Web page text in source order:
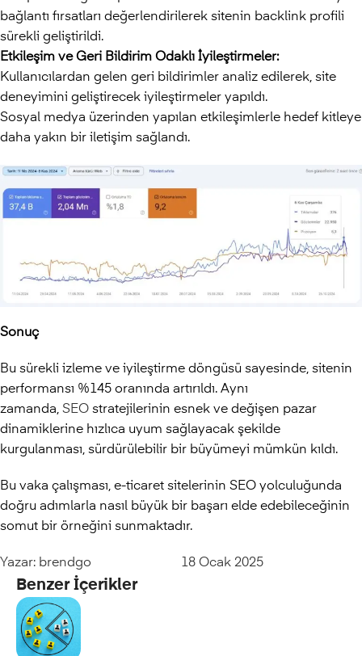
bağlantı fırsatları değerlendirilerek sitenin backlink profili
sürekli geliştirildi.
Etkileşim ve Geri Bildirim Odaklı İyileştirmeler:
Kullanıcılardan gelen geri bildirimler analiz edilerek, site
deneyimini geliştirecek iyileştirmeler yapıldı.
Sosyal medya üzerinden yapılan etkileşimlerle hedef kitleye
daha yakın bir iletişim sağlandı.
Sonuç
Bu sürekli izleme ve iyileştirme döngüsü sayesinde, sitenin
performansı %145 oranında artırıldı. Aynı
zamanda, SEO stratejilerinin esnek ve değişen pazar
dinamiklerine hızlıca uyum sağlayacak şekilde
kurgulanması, sürdürülebilir bir büyümeyi mümkün kıldı.
Bu vaka çalışması, e-ticaret sitelerinin SEO yolculuğunda
doğru adımlarla nasıl büyük bir başarı elde edebileceğinin
somut bir örneğini sunmaktadır.
Yazar: brendgo 18 Ocak 2025
Benzer İçerikler